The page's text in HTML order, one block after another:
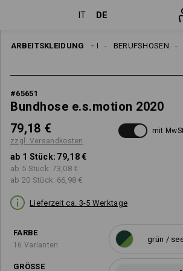
IT DE
ARBEITSKLEIDUNG BERUFSHOSEN
ARBEITSHOSEN
HERREN
#65651
Bundhose e.s.motion 2020
79,18 €
zzgl. Versandkosten
mit
ab 1 Stück: 79,18 €
ab 5 Stück: 73,08 €
ab 20 Stück: 66,98 €
Lieferzeit ca. 3-5 Werktage
FARBE
16 Varianten
grün /
GRÖSSE